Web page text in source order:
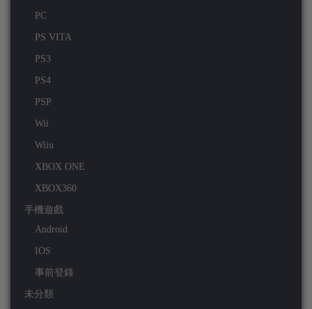
PC
PS VITA
PS3
PS4
PSP
Wii
Wiiu
XBOX ONE
XBOX360
手機遊戲
Android
IOS
事前登錄
未分類